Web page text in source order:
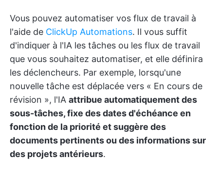
Vous pouvez automatiser vos flux de travail à
l'aide de ClickUp Automations. Il vous suffit
d'indiquer à l'IA les tâches ou les flux de travail
que vous souhaitez automatiser, et elle définira
les déclencheurs. Par exemple, lorsqu'une
nouvelle tâche est déplacée vers « En cours de
révision », l'IA attribue automatiquement des
sous-tâches, fixe des dates d'échéance en
fonction de la priorité et suggère des
documents pertinents ou des informations sur
des projets antérieurs.